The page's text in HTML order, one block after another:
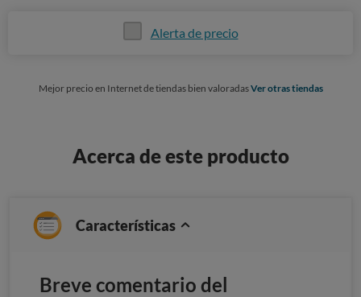
Alerta de precio
Mejor precio en Internet de tiendas bien valoradasVer otras tiendas
Acerca de este producto
Características
Breve comentario del